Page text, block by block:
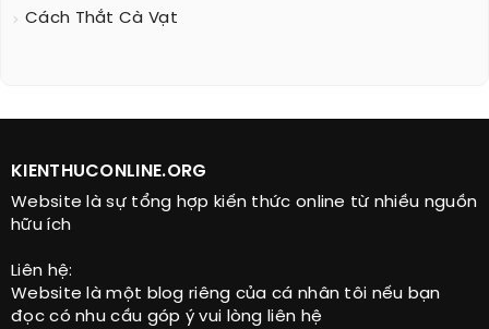
Cách Thắt Cà Vạt
KIENTHUCONLINE.ORG
Website là sự tổng hợp kiến thức online từ nhiều nguồn
hữu ích
Liên hệ:
Website là một blog riêng của cá nhân tôi nếu bạn
đọc có nhu cầu góp ý vui lòng liên hệ